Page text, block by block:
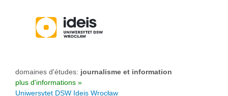
domaines d'études: journalisme et information
plus d'informations »
Uniwersytet DSW Ideis Wrocław